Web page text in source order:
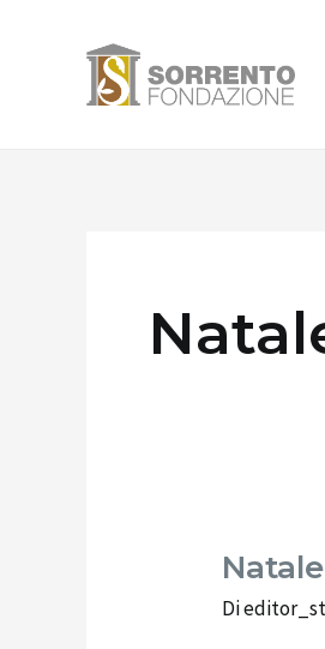
Di
Natale
a